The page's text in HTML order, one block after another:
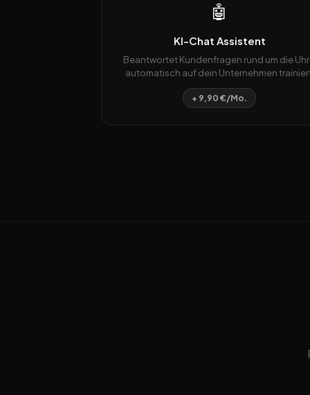
🤖
KI-Chat Assistent
Beantwortet Kundenfragen rund um die Uhr
automatisch auf dein Unternehmen
+ 9,90 €/Mo.